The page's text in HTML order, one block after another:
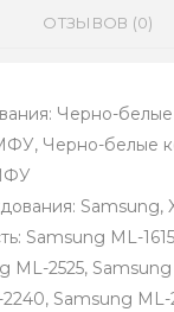
ОТЗЫВОВ (0)
Черно-
Черно-белые
Samsung,
Samsung ML-
ML-2525,
Samsung ML-